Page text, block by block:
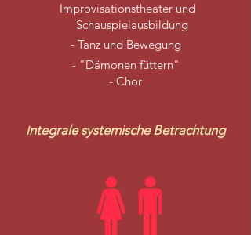
Improvisationstheater und
Schauspielausbildung
- Tanz und Bewegung
- "Dämonen füttern"
- Chor
Integrale systemische Betrachtung